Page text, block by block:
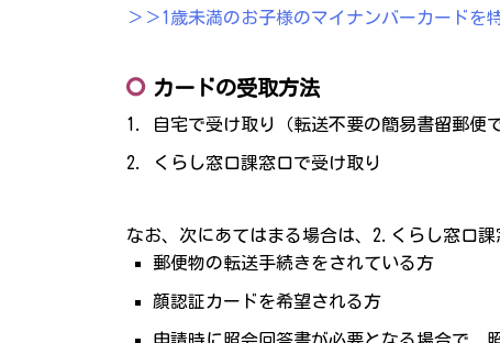
＞＞1歳未満のお子様のマイナンバーカードを
カードの受取方法
自宅で受け取り（転送不要の簡易書留郵便
くらし窓口課窓口で受け取り
なお、次にあてはまる場合は、2.くらし窓口課
郵便物の転送手続きをされている方
顔認証カードを希望される方
申請時に照会回答書が必要となる場合で、